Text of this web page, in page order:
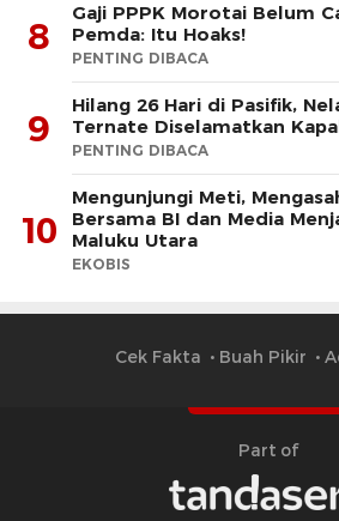
8
Gaji PPPK Morotai Belum
Pemda: Itu Hoaks!
PENTING DIBACA
9
Hilang 26 Hari di Pasifik,
Ternate Diselamatkan
PENTING DIBACA
10
Mengunjungi Meti,
Bersama BI dan Media
Maluku Utara
EKOBIS
Cek Fakta Buah Pikir
Part of